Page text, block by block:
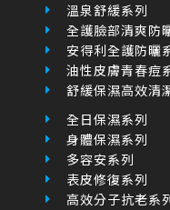
溫泉舒緩系列
全護臉部清爽防
安得利全護防曬
油性皮膚青春痘
舒緩保濕高效清
全日保濕系列
身體保濕系列
多容安系列
表皮修復系列
高效分子抗老系